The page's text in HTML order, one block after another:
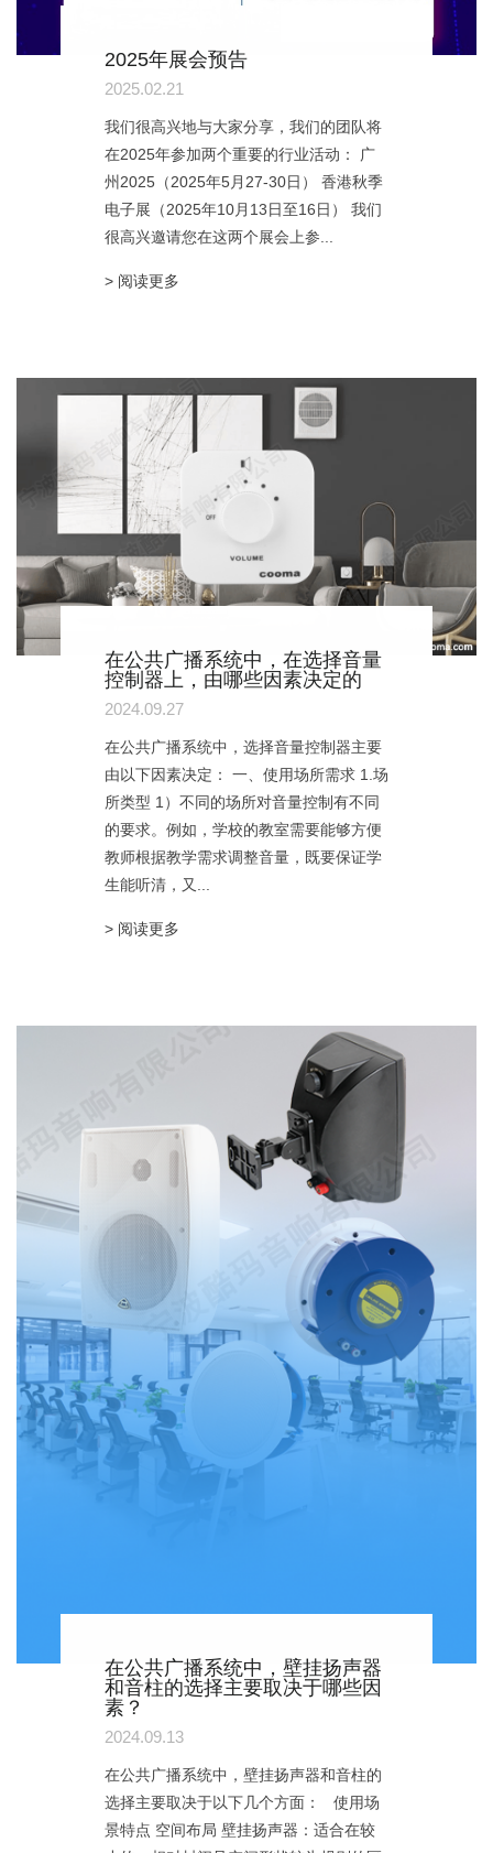
2025年展会预告
2025.02.21
我们很高兴地与大家分享，我们的团队将
在2025年参加两个重要的行业活动： 广
州2025（2025年5月27-30日） 香港秋季
电子展（2025年10月13日至16日） 我们
很高兴邀请您在这两个展会上参...
> 阅读更多
在公共广播系统中，在选择音量
控制器上，由哪些因素决定的
2024.09.27
在公共广播系统中，选择音量控制器主要
由以下因素决定： 一、使用场所需求 1.场
所类型 1）不同的场所对音量控制有不同
的要求。例如，学校的教室需要能够方便
教师根据教学需求调整音量，既要保证学
生能听清，又...
> 阅读更多
在公共广播系统中，壁挂扬声器
和音柱的选择主要取决于哪些因
素？
2024.09.13
在公共广播系统中，壁挂扬声器和音柱的
选择主要取决于以下几个方面： 使用场
景特点 空间布局 壁挂扬声器：适合在较